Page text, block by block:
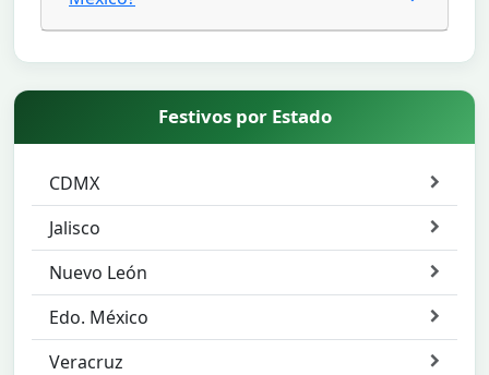
Festivos por Estado
CDMX
Jalisco
Nuevo León
Edo. México
Veracruz